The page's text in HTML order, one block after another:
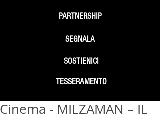
SEGNALA
SOSTIENICI
PARTNERSHIP
TESSERAMENTO
Cinema - MILZAMAN – IL